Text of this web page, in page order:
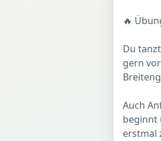
🔥
Du
gern
Auch
beginnt
erstmal